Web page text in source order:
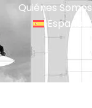
Quiénes Somos
Español